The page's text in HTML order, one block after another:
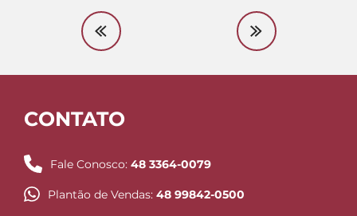
CONTATO
Fale Conosco: 48 3364-0079
Plantão de Vendas: 48 99842-0500